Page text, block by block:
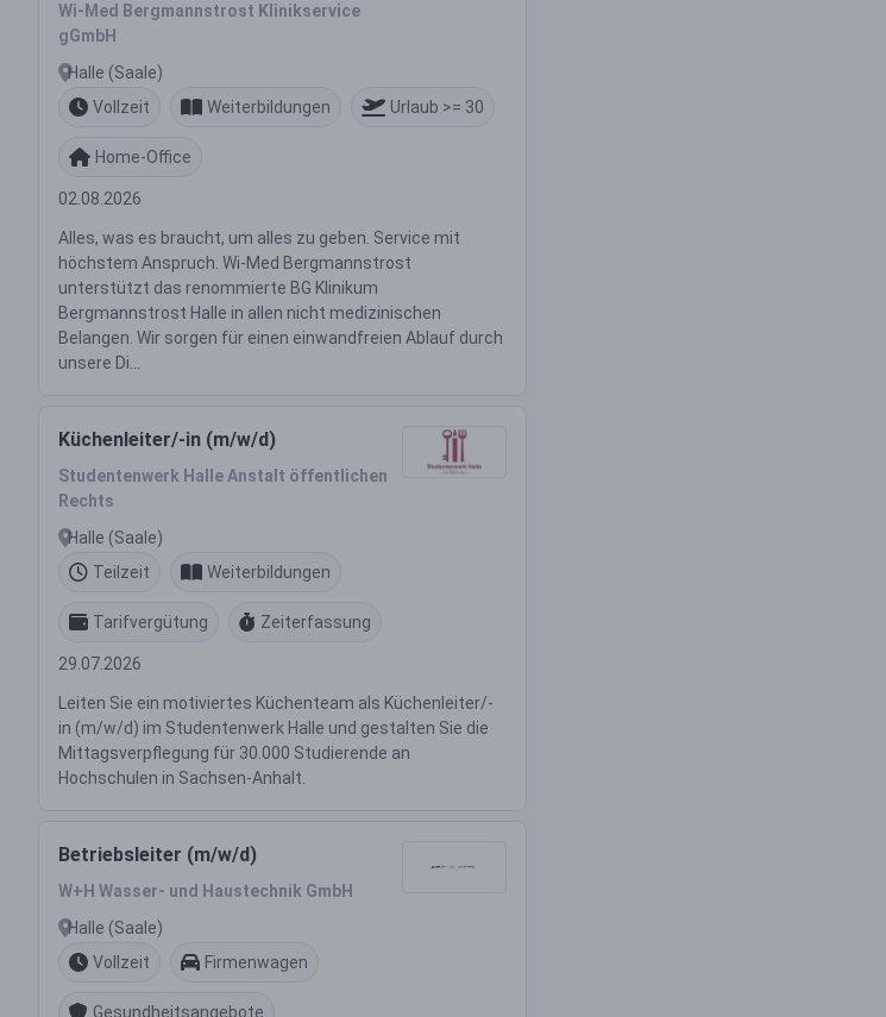
Wi-Med Bergmannstrost Klinikservice
gGmbH
Halle (Saale)
Vollzeit
Weiterbildungen Urlaub >= 30
Home-Office
02.08.2026
Alles, was es braucht, um alles zu geben. Service mit
höchstem Anspruch. Wi-Med Bergmannstrost
unterstützt das renommierte BG Klinikum
Bergmannstrost Halle in allen nicht medizinischen
Belangen. Wir sorgen für einen einwandfreien Ablauf durch
unsere Di...
Küchenleiter/-in (m/w/d)
Studentenwerk Halle Anstalt öffentlichen
Rechts
Halle (Saale)
Teilzeit
Weiterbildungen
Tarifvergütung Zeiterfassung
29.07.2026
Leiten Sie ein motiviertes Küchenteam als Küchenleiter/-
in (m/w/d) im Studentenwerk Halle und gestalten Sie die
Mittagsverpflegung für 30.000 Studierende an
Hochschulen in Sachsen-Anhalt.
Betriebsleiter (m/w/d)
W+H Wasser- und Haustechnik GmbH
Halle (Saale)
Vollzeit
Firmenwagen
Gesundheitsangebote